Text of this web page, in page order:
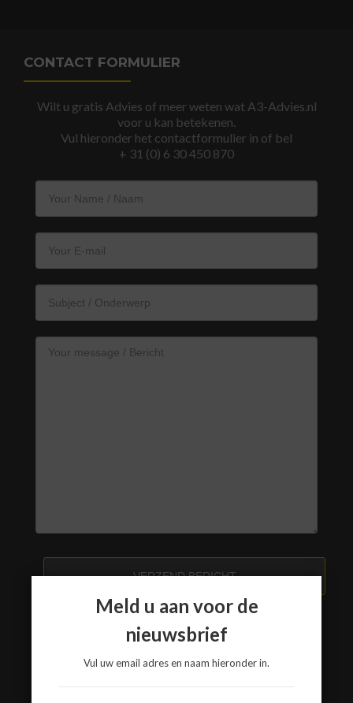
CONTACT FORMULIER
Wilt u gratis Advies of meer weten wat A3-Advies.nl
voor u kan betekenen.
Vul hieronder het contactformulier in of bel
+ 31 (0) 6 30 450 870
VERZEND BERICHT
www.a3-advies.com
Meld u aan voor de
nieuwsbrief
Vul uw email adres en naam hieronder in.